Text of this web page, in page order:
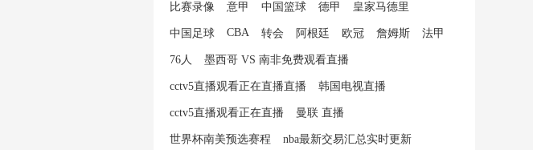
比赛录像 意甲 中国篮球 德甲 皇家马德里
中国足球 CBA 转会 阿根廷 欧冠 詹姆斯 法甲
76人 墨西哥 VS 南非免费观看直播
cctv5直播观看正在直播直播 韩国电视直播
cctv5直播观看正在直播 曼联 直播
世界杯南美预选赛程 nba最新交易汇总实时更新